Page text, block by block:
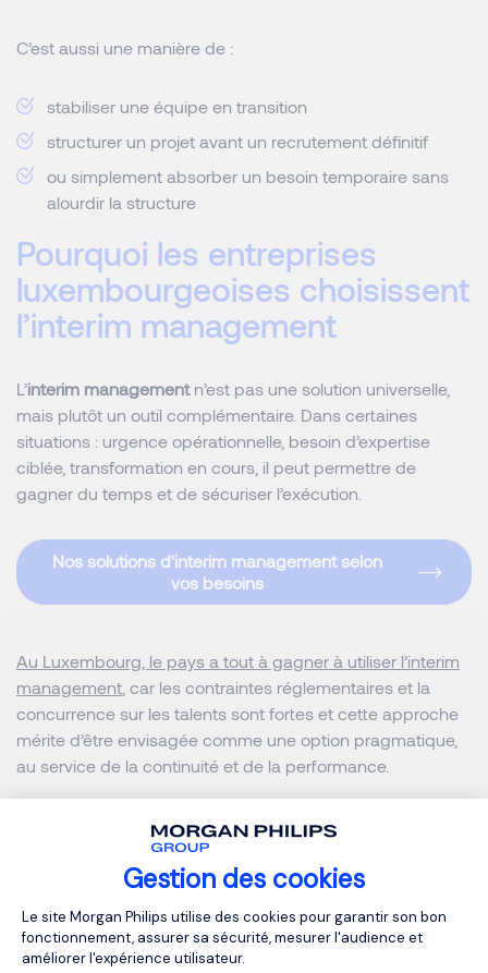
Gestion des cookies
Plateforme de Gestion du
Le site Morgan Philips utilise des cookies pour garantir son bon
fonctionnement, assurer sa sécurité, mesurer l'audience et
améliorer l'expérience utilisateur.
C’est aussi une manière de :
stabiliser une équipe en transition
structurer un projet avant un recrutement définitif
ou simplement absorber un besoin temporaire sans
alourdir la structure
Pourquoi les entreprises
luxembourgeoises choisissent
l’interim management
L’interim management n’est pas une solution universelle,
mais plutôt un outil complémentaire. Dans certaines
situations : urgence opérationnelle, besoin d’expertise
ciblée, transformation en cours, il peut permettre de
gagner du temps et de sécuriser l’exécution.
Nos solutions d'interim management selon
vos besoins
Au Luxembourg, le pays a tout à gagner à utiliser l’interim
management , car les contraintes réglementaires et la
concurrence sur les talents sont fortes et cette approche
mérite d’être envisagée comme une option pragmatique,
au service de la continuité et de la performance.
Plutôt que de subir les incertitudes, certaines
organisations choisissent de s’adapter dans leur manière
de mobiliser les compétences.L’interim management
mesurée d’avancer, sans nécessairement s’engager sur le
long terme dès le départ.